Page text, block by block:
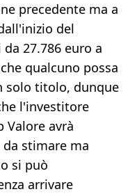
precedente ma a
del
27.786 euro a
qualcuno possa
solo titolo, dunque
l'investitore
Valore avrà
stimare ma
si può
arrivare